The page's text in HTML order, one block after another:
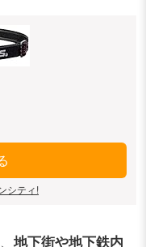
シティ!
地下街や地下鉄内